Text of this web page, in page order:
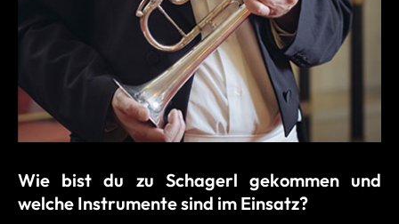
Wie bist du zu Schagerl gekommen und
welche Instrumente sind im Einsatz?